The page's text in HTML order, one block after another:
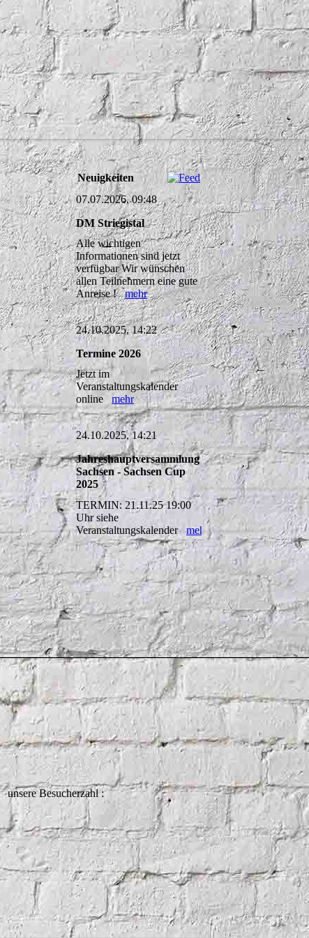
Neuigkeiten
07.07.2026, 09:48
DM Striegistal
Alle wichtigen
Informationen sind jetzt
verfügbar Wir wünschen
allen Teilnehmern eine gute
Anreise !mehr
24.10.2025, 14:22
Termine 2026
Jetzt im
Veranstaltungskalender
online mehr
24.10.2025, 14:21
Jahreshauptversammlung
Sachsen - Sachsen Cup
2025
TERMIN: 21.11.25 19:00
Uhr siehe
Veranstaltungskalendermehr
unsere Besucherzahl :